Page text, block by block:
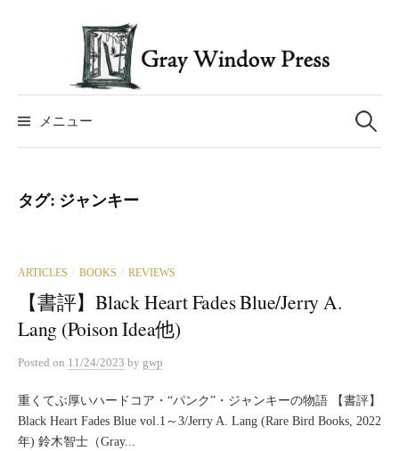
へ
ッ
メニュー
検
索:
タグ: ジャンキー
ARTICLES / BOOKS / REVIEWS
【書評】Black Heart Fades Blue/Jerry A.
Lang (Poison Idea他)
Posted on 11/24/2023 by gwp
重くてぶ厚いハードコア・“パンク”・ジャンキーの物語 【書評】
Black Heart Fades Blue vol.1～3/Jerry A. Lang (Rare Bird Books, 2022
年) 鈴木智士（Gray...